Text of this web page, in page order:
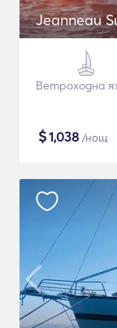
Jeanneau
Ветроходна
$1,038 /нощ